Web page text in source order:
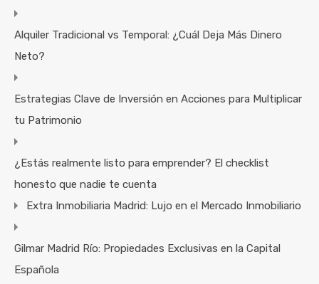
Alquiler Tradicional vs Temporal: ¿Cuál Deja Más Dinero
Neto?
Estrategias Clave de Inversión en Acciones para Multiplicar
tu Patrimonio
¿Estás realmente listo para emprender? El checklist
honesto que nadie te cuenta
Extra Inmobiliaria Madrid: Lujo en el Mercado Inmobiliario
Gilmar Madrid Río: Propiedades Exclusivas en la Capital
Española